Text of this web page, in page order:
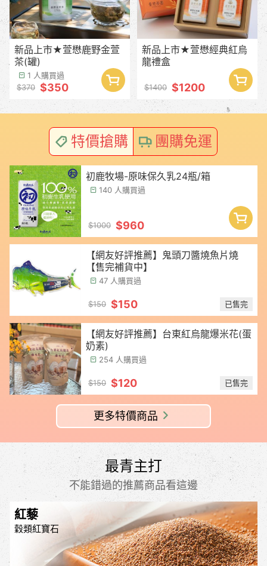
新品上市★萱懋鹿野金萱
茶(罐)
1 人購買過
$370 $350
新品上市★萱懋經典紅烏
龍禮盒
$1400 $1200
特價搶購
初鹿牧場-原味保久乳24瓶/箱
140 人購買過
$1000 $960
【網友好評推薦】鬼頭刀醬燒魚片燒
【售完補貨中】
47 人購買過
$150 $150 已售完
【網友好評推薦】台東紅烏龍爆米花(蛋
奶素)
254 人購買過
$150 $120 已售完
更多特價商品
團購免運
最青主打
不能錯過的推薦商品看這邊
紅藜
穀類紅寶石